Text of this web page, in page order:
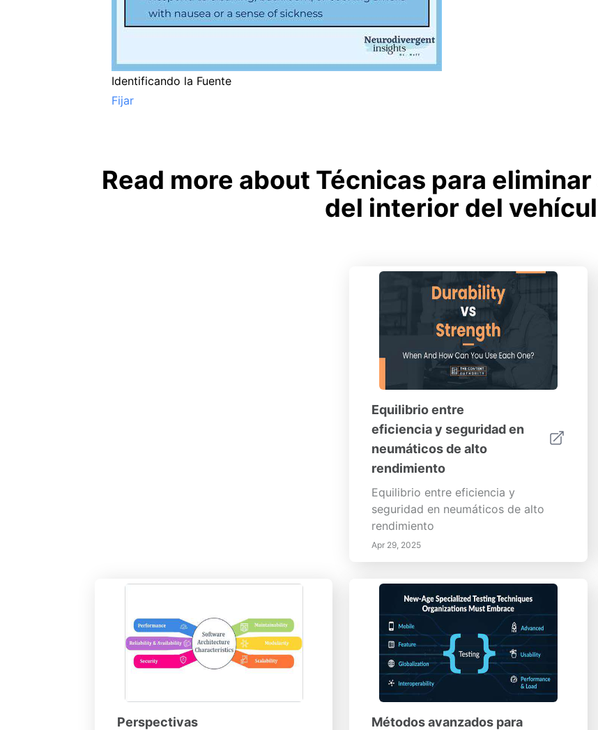
Identificando la Fuente
Fijar
Read more about Técnicas para
del interior del
Equilibrio entre
eficiencia y seguridad en
neumáticos de alto
rendimiento
Equilibrio entre eficiencia y
seguridad en neumáticos de alto
rendimiento
Apr 29, 2025
Perspectivas
Métodos avanzados para